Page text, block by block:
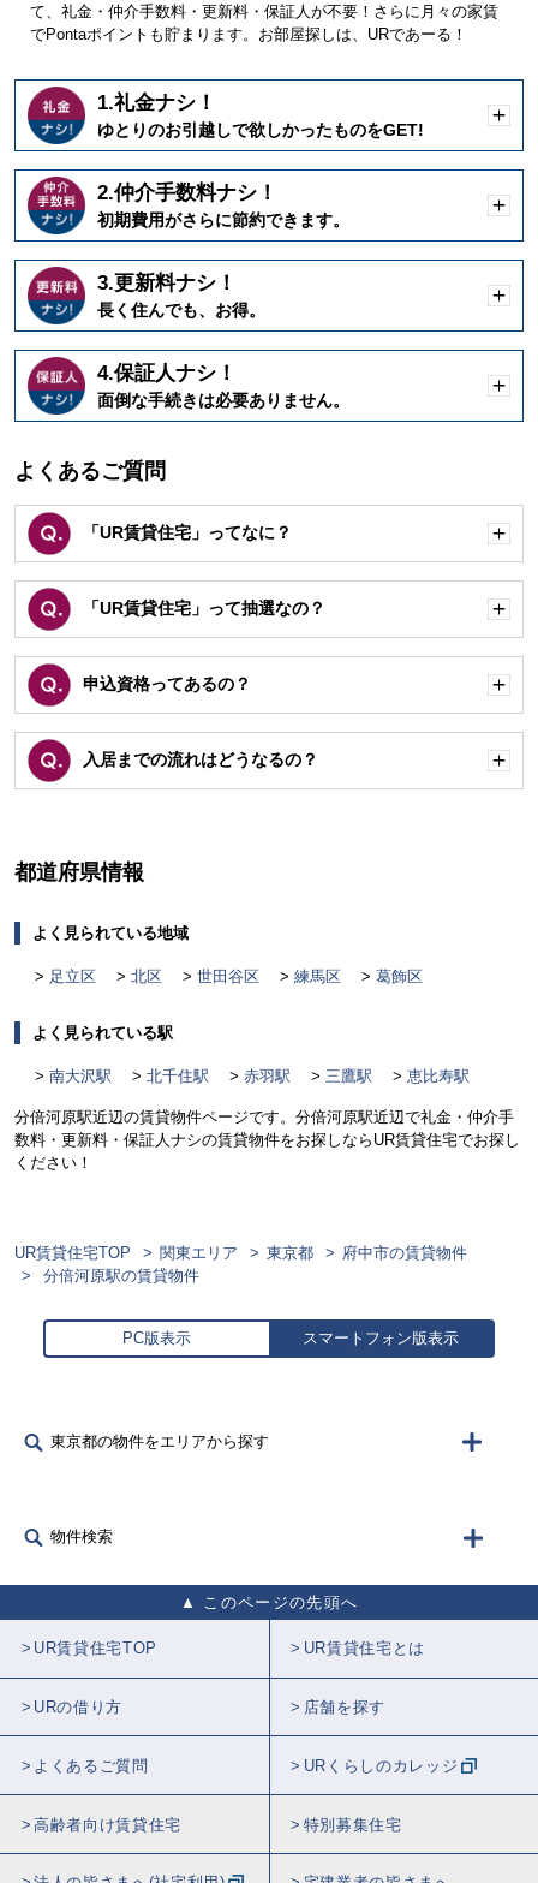
て、礼金・仲介手数料・更新料・保証人が不要！さらに月々の家賃
でPontaポイントも貯まります。お部屋探しは、URであーる！
1.礼金ナシ！
ゆとりのお引越しで欲しかったものをGET!
く
2.仲介手数料ナシ！
初期費用がさらに節約できます。
く
3.更新料ナシ！
長く住んでも、お得。
く
4.保証人ナシ！
面倒な手続きは必要ありません。
く
よくあるご質問
「UR賃貸住宅」ってなに？
く
「UR賃貸住宅」って抽選なの？
く
申込資格ってあるの？
く
入居までの流れはどうなるの？
く
都道府県情報
よく見られている地域
足立区 北区 世田谷区 練馬区 葛飾区
よく見られている駅
南大沢駅 北千住駅 赤羽駅 三鷹駅 恵比寿駅
分倍河原駅近辺の賃貸物件ページです。分倍河原駅近辺で礼金・仲介手
数料・更新料・保証人ナシの賃貸物件をお探しならUR賃貸住宅でお探し
ください！
UR賃貸住宅TOP 関東エリア 東京都
府中市の賃貸物件
分倍河原駅の賃貸物件
PC版表示 スマートフォン版表示
東京都の物件をエリアから探す
物件検索
このページの先頭へ
UR賃貸住宅TOP UR賃貸住宅とは
URの借り方 店舗を探す
よくあるご質問 URくらしのカレッジ
高齢者向け賃貸住宅 特別募集住宅